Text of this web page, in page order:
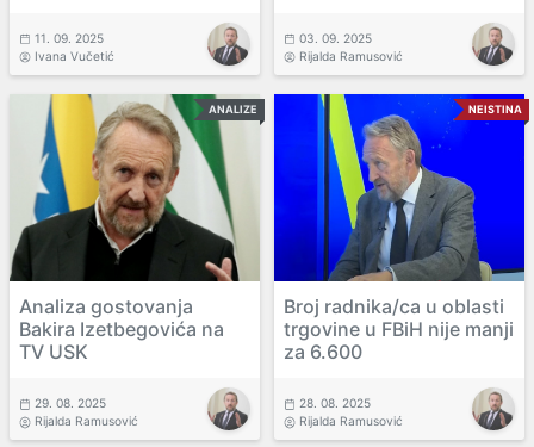
11. 09. 2025
Ivana Vučetić
03. 09. 2025
Rijalda Ramusović
ANALIZE
Analiza gostovanja
Bakira Izetbegovića na
TV USK
29. 08. 2025
Rijalda Ramusović
NEISTINA
Broj radnika/ca u oblasti
trgovine u FBiH nije manji
za 6.600
28. 08. 2025
Rijalda Ramusović